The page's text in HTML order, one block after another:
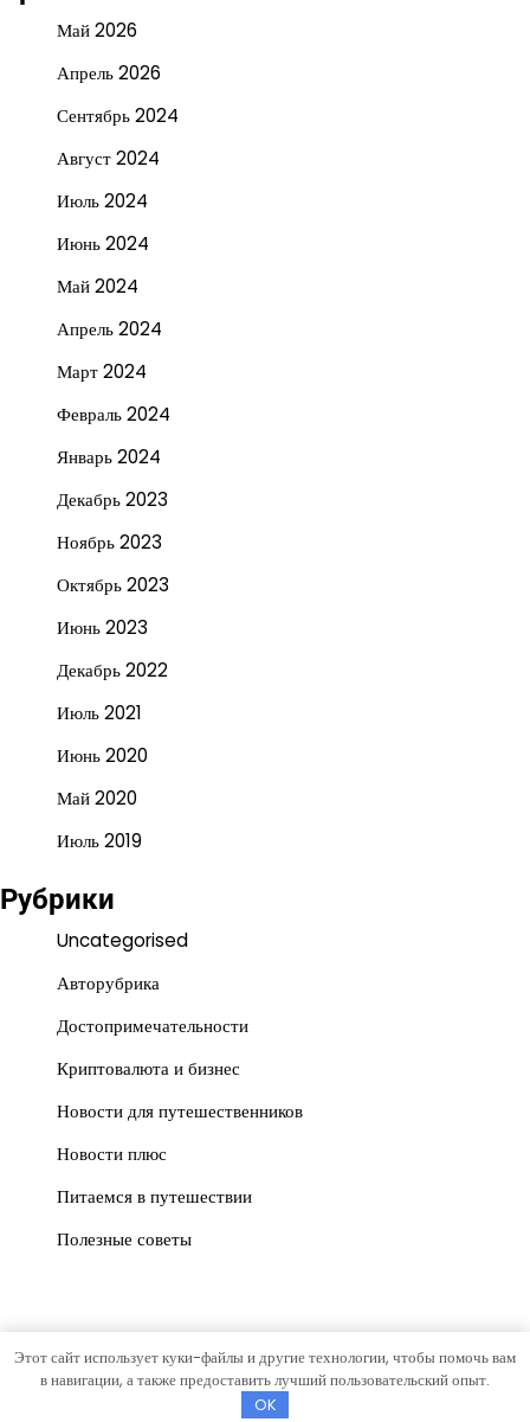
Май 2026
Апрель 2026
Сентябрь 2024
Август 2024
Июль 2024
Июнь 2024
Май 2024
Апрель 2024
Март 2024
Февраль 2024
Январь 2024
Декабрь 2023
Ноябрь 2023
Октябрь 2023
Июнь 2023
Декабрь 2022
Июль 2021
Июнь 2020
Май 2020
Июль 2019
Рубрики
Uncategorised
Авторубрика
Достопримечательности
Криптовалюта и бизнес
Новости для путешественников
Новости плюс
Питаемся в путешествии
Полезные советы
Copyright © 2026gorrospis.ruТема News Store отArtify
Этот сайт использует куки-файлы и другие технологии, чтобы помочь вам
в навигации, а также предоставить лучший пользовательский опыт.
OK